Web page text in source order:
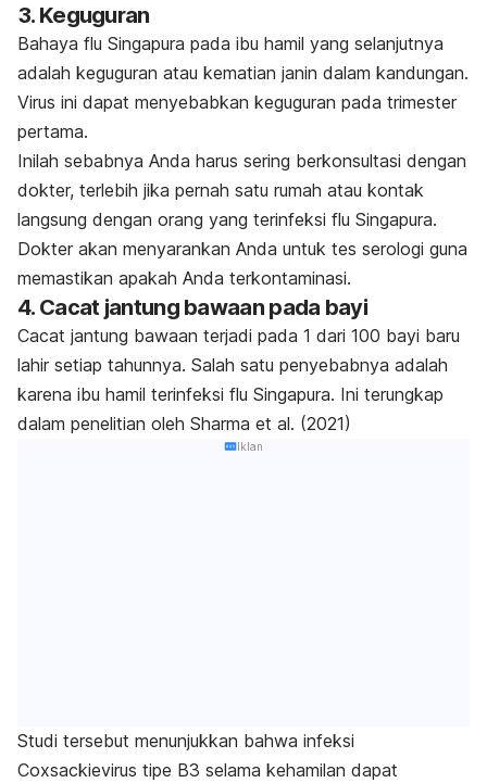
3. Keguguran
Bahaya flu Singapura pada ibu hamil yang selanjutnya
adalah keguguran atau kematian janin dalam kandungan.
Virus ini dapat menyebabkan keguguran pada trimester
pertama.
Inilah sebabnya Anda harus sering berkonsultasi dengan
dokter, terlebih jika pernah satu rumah atau kontak
langsung dengan orang yang terinfeksi flu Singapura.
Dokter akan menyarankan Anda untuk tes serologi guna
memastikan apakah Anda terkontaminasi.
4. Cacat jantung bawaan pada bayi
Cacat jantung bawaan terjadi pada 1 dari 100 bayi baru
lahir setiap tahunnya. Salah satu penyebabnya adalah
karena ibu hamil terinfeksi flu Singapura. Ini terungkap
dalam penelitian oleh Sharma et al. (2021)
Iklan
Studi tersebut menunjukkan bahwa infeksi
Coxsackievirus tipe B3 selama kehamilan dapat